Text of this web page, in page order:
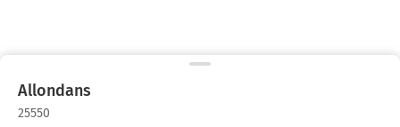
Allondans
25550